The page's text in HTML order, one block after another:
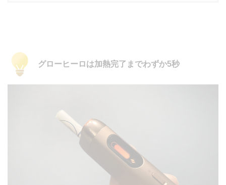
グローヒーロは加熱完了までわずか5秒